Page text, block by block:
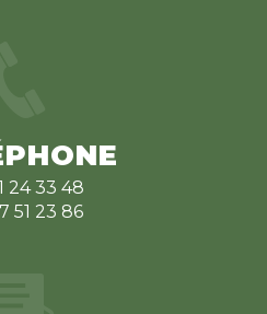
24 33 48
51 23 86